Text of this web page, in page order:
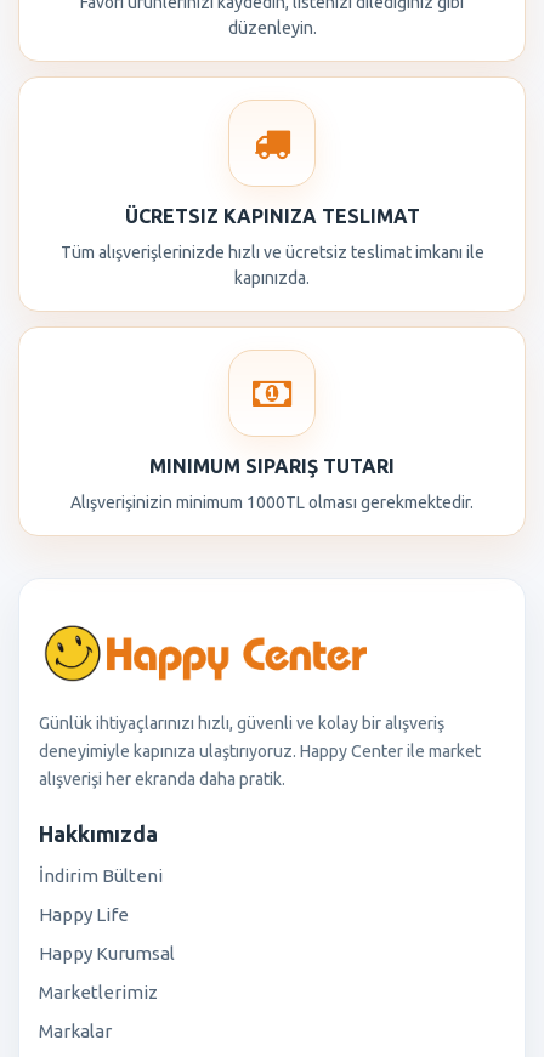
düzenleyin.
ÜCRETSIZ KAPINIZA TESLIMAT
Tüm alışverişlerinizde hızlı ve ücretsiz teslimat imkanı ile
kapınızda.
MINIMUM SIPARIŞ TUTARI
Alışverişinizin minimum 1000TL olması gerekmektedir.
Günlük ihtiyaçlarınızı hızlı, güvenli ve kolay bir alışveriş
deneyimiyle kapınıza ulaştırıyoruz. Happy Center ile market
alışverişi her ekranda daha pratik.
Hakkımızda
İndirim Bülteni
Happy Life
Happy Kurumsal
Marketlerimiz
Markalar